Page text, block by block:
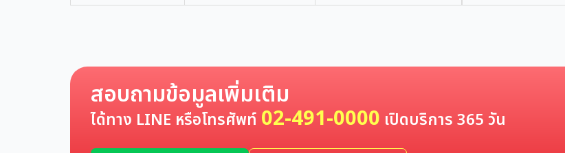
สอบถามข้อมูลเพิ่มเติม
ได้ทาง LINE หรือโทรศัพท์ 02-491-0000 เปิดบริการ 365 วัน